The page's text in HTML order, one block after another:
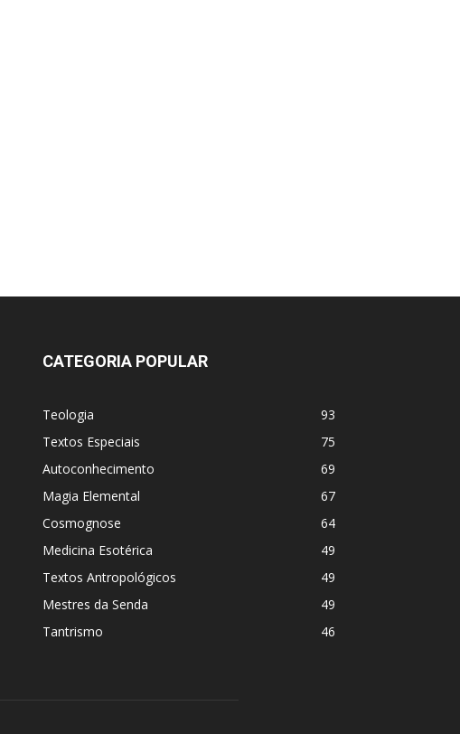
CATEGORIA POPULAR
Teologia
93
Textos Especiais
75
Autoconhecimento
69
Magia Elemental
67
Cosmognose
64
Medicina Esotérica
49
Textos Antropológicos
49
Mestres da Senda
49
Tantrismo
46